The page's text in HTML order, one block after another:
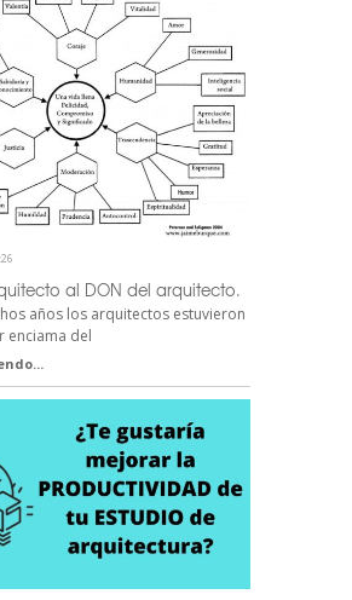
al DON del arquitecto.
años los arquitectos estuvieron
enciama del